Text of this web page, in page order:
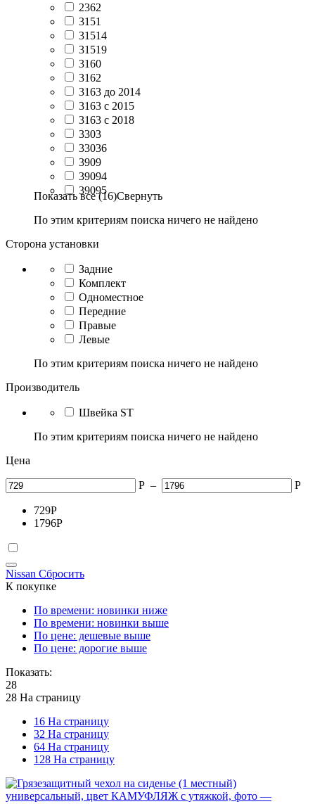
2362
3151
31514
31519
3160
3162
3163 до 2014
3163 с 2015
3163 с 2018
3303
33036
3909
39094
39095
Показать все (16)Свернуть
По этим критериям поиска ничего не найдено
Сторона установки
Задние
Комплект
Одноместное
Передние
Правые
Левые
По этим критериям поиска ничего не найдено
Производитель
Швейка ST
По этим критериям поиска ничего не найдено
Цена
Р – Р
729Р
1796Р
Nissan Сбросить
К покупке
По времени: новинки ниже
По времени: новинки выше
По цене: дешевые выше
По цене: дорогие выше
Показать:
28
28 На страницу
16 На страницу
32 На страницу
64 На страницу
128 На страницу